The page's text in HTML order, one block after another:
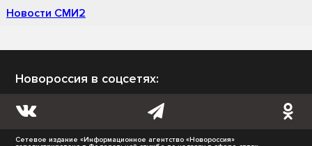
Новости СМИ2
Новороссия в соцсетях:
Сетевое издание «Информационное агентство «Новороссия»